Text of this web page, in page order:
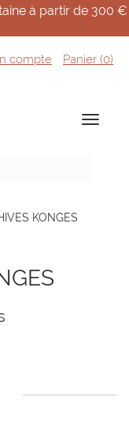
à partir de 300 €
compte Panier (0)
KONGES